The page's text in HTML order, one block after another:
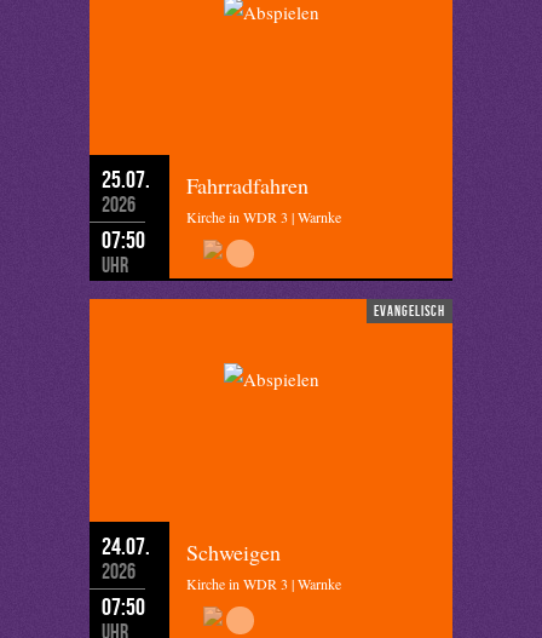
25.07.
2026
07:50
Uhr
Fahrradfahren
Kirche in WDR 3 | Warnke
evangelisch
24.07.
2026
07:50
Uhr
Schweigen
Kirche in WDR 3 | Warnke